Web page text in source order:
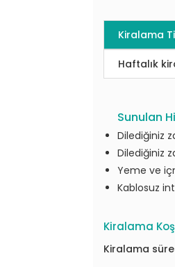
Kiralama
Haftalık
Sunulan
Dilediğiniz
Dilediğiniz
Yeme ve
Kablosuz
Kiralama
Kiralama